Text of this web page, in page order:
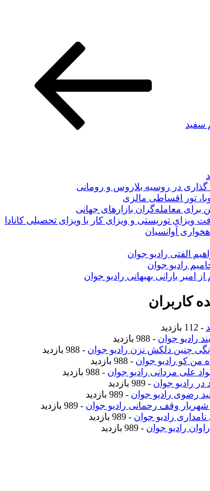
سفید
در روسیه بلاروس و رومانی
تور اقساطی مالزی
برای معامله‌گران بازارهای جهانی
ویزای توریستی و ویزای کار با ویزای تحصیلی کانادا
آوانسیان
الفتی رادیو جوان
رادیو جوان
امیر بارانی بهبهانی رادیو جوان
کاربران
- 112 بازدید
رادیو جوان - 988 بازدید
رنگی چنین دلکش نزن رادیو جوان - 988 بازدید
من کو رادیو جوان - 988 بازدید
علی مردانی رادیو جوان - 988 بازدید
در رادیو جوان - 989 بازدید
رضوی رادیو جوان - 989 بازدید
شهریار وقف رحمانی رادیو جوان - 989 بازدید
رادیو جوان - 989 بازدید
رادیو جوان - 989 بازدید